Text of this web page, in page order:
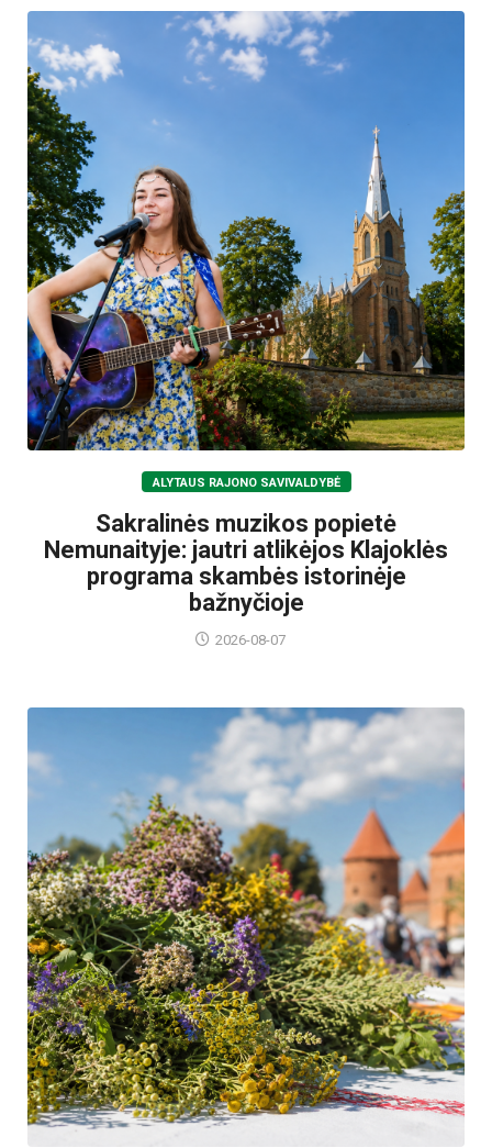
ALYTAUS RAJONO SAVIVALDYBĖ
Sakralinės muzikos popietė
Nemunaityje: jautri atlikėjos Klajoklės
programa skambės istorinėje
bažnyčioje
2026-08-07